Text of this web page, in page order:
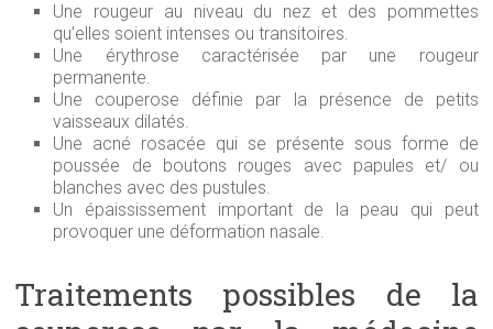
Une rougeur au niveau du nez et des pommettes
qu’elles soient intenses ou transitoires.
Une érythrose caractérisée par une rougeur
permanente.
Une couperose définie par la présence de petits
vaisseaux dilatés.
Une acné rosacée qui se présente sous forme de
poussée de boutons rouges avec papules et/ ou
blanches avec des pustules.
Un épaississement important de la peau qui peut
provoquer une déformation nasale.
Traitements possibles de la